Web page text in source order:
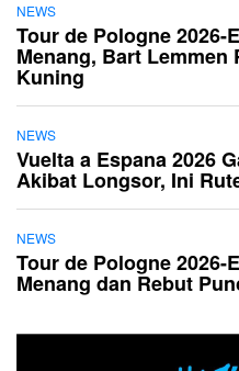
NEWS
Tour de Pologne 2026-
Menang, Bart Lemmen
Kuning
NEWS
Vuelta a Espana 2026
Akibat Longsor, Ini
NEWS
Tour de Pologne 2026-
Menang dan Rebut